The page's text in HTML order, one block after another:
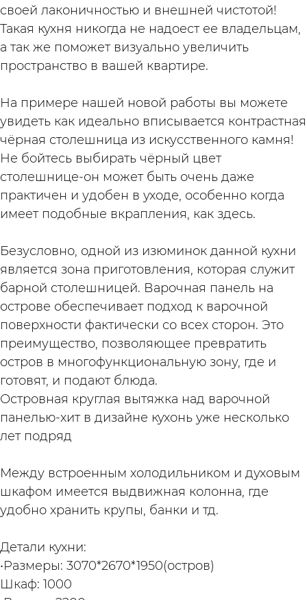
своей лаконичностью и внешней чистотой!
Такая кухня никогда не надоест ее владельцам,
а так же поможет визуально увеличить
пространство в вашей квартире. ⁣⁣⠀
На примере нашей новой работы вы можете
увидеть как идеально вписывается контрастная
чёрная столешница из искусственного камня!
Не бойтесь выбирать чёрный цвет
столешнице-он может быть очень даже
практичен и удобен в уходе, особенно когда
имеет подобные вкрапления, как здесь. ⁣⁣⠀
Безусловно, одной из изюминок данной кухни
является зона приготовления, которая служит
барной столешницей. Варочная панель на
острове обеспечивает подход к варочной
поверхности фактически со всех сторон. Это
преимущество, позволяющее превратить
остров в многофункциональную зону, где и
готовят, и подают блюда. ⁣⁣⠀
Островная круглая вытяжка над варочной
панелью-хит в дизайне кухонь уже несколько
лет подряд⠀
Между встроенным холодильником и духовым
шкафом имеется выдвижная колонна, где
удобно хранить крупы, банки и тд.⁣⁣
Детали кухни:⠀⠀⁣⁣⠀
•Размеры: 3070*2670*1950(остров)⁣⁣⠀
Шкаф: 1000⁣⁣⠀